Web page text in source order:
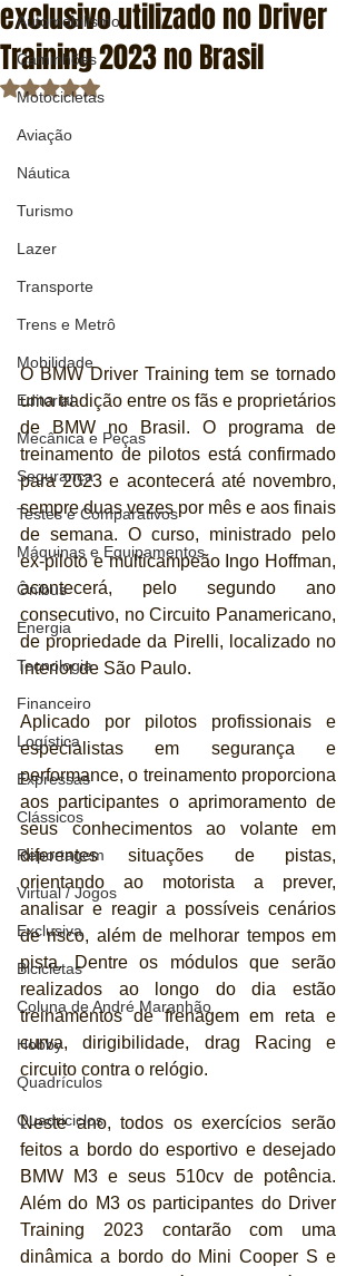
Automobilismo
Caminhões
Motocicletas
Aviação
Náutica
Turismo
Lazer
Transporte
Trens e Metrô
Mobilidade
Editorial
Mecânica e Peças
Segurança
Testes e Comparativos
Máquinas e Equipamentos
Ônibus
Energia
Tecnologia
Financeiro
Logística
Expressas
Clássicos
Reportagem
Virtual / Jogos
Exclusiva
Bicicletas
Coluna de André Maranhão
Hobby
Quadrículos
Quadriciclos
exclusivo utilizado no Driver
Training 2023 no Brasil
Avaliado com NaN de 5 estrelas.
O BMW Driver Training tem se tornado
uma tradição entre os fãs e proprietários
de BMW no Brasil. O programa de
treinamento de pilotos está confirmado
para 2023 e acontecerá até novembro,
sempre duas vezes por mês e aos finais
de semana. O curso, ministrado pelo
ex-piloto e multicampeão Ingo Hoffman,
acontecerá, pelo segundo ano
consecutivo, no Circuito Panamericano,
de propriedade da Pirelli, localizado no
interior de São Paulo.
Aplicado por pilotos profissionais e
especialistas em segurança e
performance, o treinamento proporciona
aos participantes o aprimoramento de
seus conhecimentos ao volante em
diferentes situações de pistas,
orientando ao motorista a prever,
analisar e reagir a possíveis cenários
de risco, além de melhorar tempos em
pista. Dentre os módulos que serão
realizados ao longo do dia estão
treinamentos de frenagem em reta e
curva, dirigibilidade, drag Racing e
circuito contra o relógio.
Neste ano, todos os exercícios serão
feitos a bordo do esportivo e desejado
BMW M3 e seus 510cv de potência.
Além do M3 os participantes do Driver
Training 2023 contarão com uma
dinâmica a bordo do Mini Cooper S e